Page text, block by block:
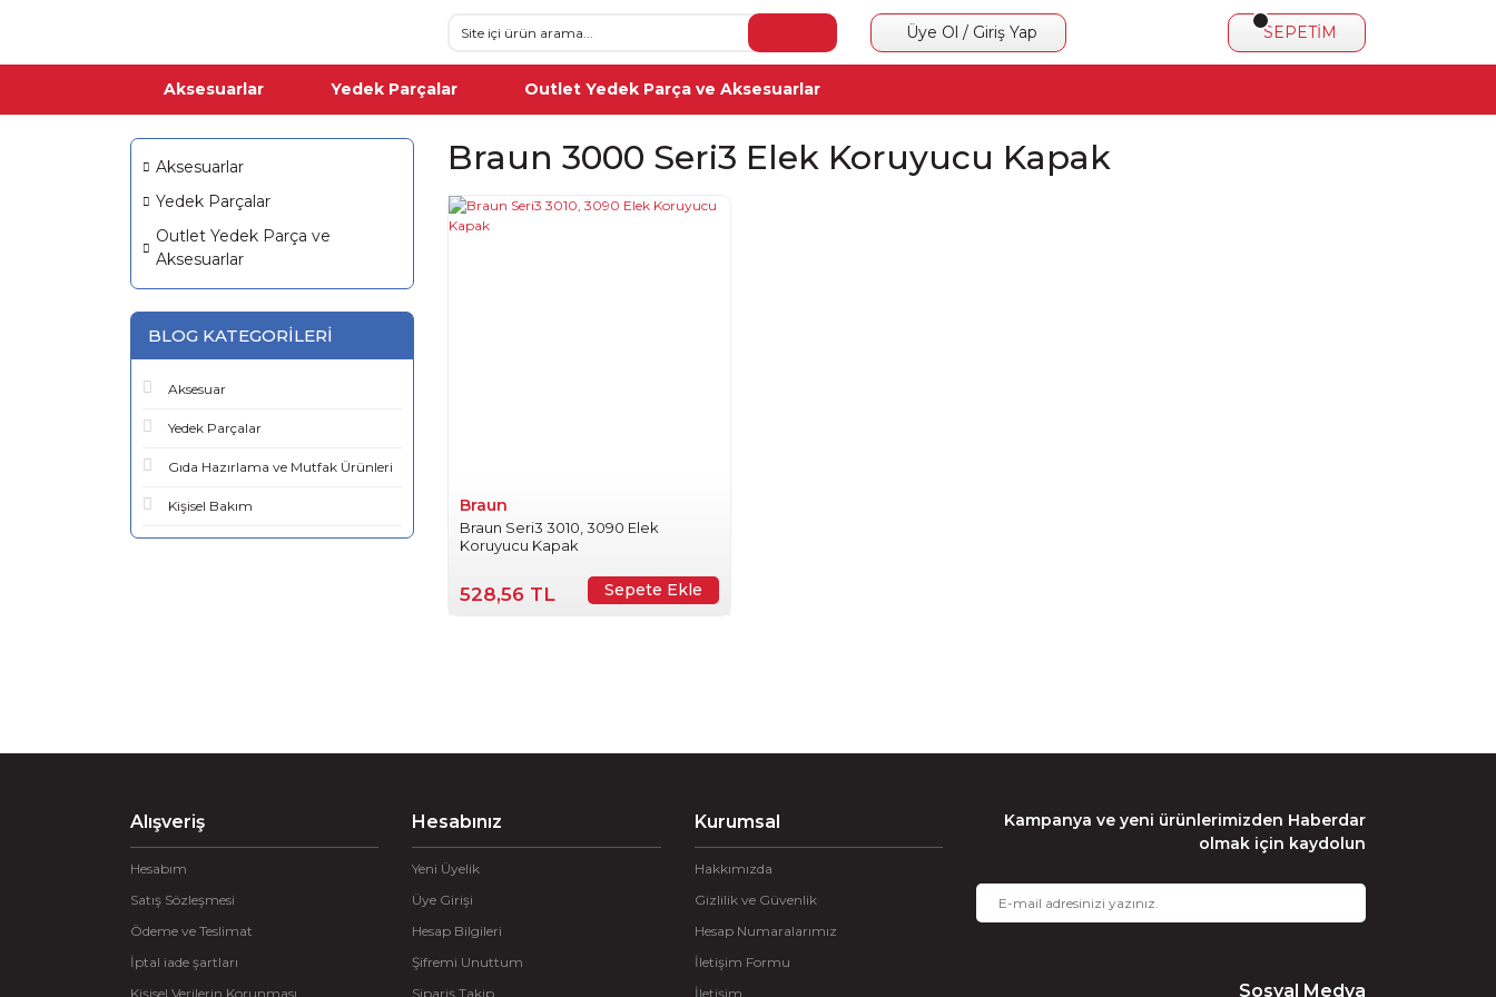
Üye Ol / Giriş Yap SEPETİM
Aksesuarlar Yedek Parçalar Outlet Yedek Parça ve Aksesuarlar
Aksesuarlar
Yedek Parçalar
Outlet Yedek Parça ve
Aksesuarlar
BLOG KATEGORILERI
Aksesuar
Yedek Parçalar
Gıda Hazırlama ve Mutfak Ürünleri
Kişisel Bakım
Braun 3000 Seri3 Elek Koruyucu Kapak
Braun
Braun Seri3 3010, 3090 Elek
Koruyucu Kapak
528,56 TL Sepete Ekle
Alışveriş
Hesabım
Satış Sözleşmesi
Ödeme ve Teslimat
İptal iade şartları
Kişisel Verilerin Korunması
Hesabınız
Yeni Üyelik
Üye Girişi
Hesap Bilgileri
Şifremi Unuttum
Sipariş Takip
Kurumsal
Hakkımızda
Gizlilik ve Güvenlik
Hesap Numaralarımız
İletişim Formu
İletişim
Kampanya ve yeni ürünlerimizden Haberdar
olmak için kaydolun
Sosyal Medya